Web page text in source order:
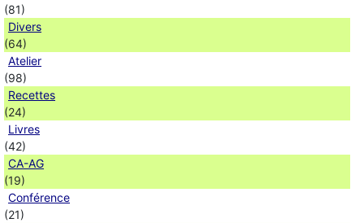
(81)
Divers
(64)
Atelier
(98)
Recettes
(24)
Livres
(42)
CA-AG
(19)
Conférence
(21)